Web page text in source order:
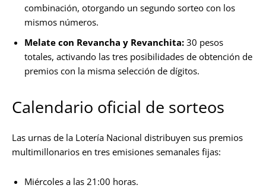
combinación, otorgando un segundo sorteo con los
mismos números.
Melate con Revancha y Revanchita: 30 pesos
totales, activando las tres posibilidades de obtención de
premios con la misma selección de dígitos.
Calendario oficial de sorteos
Las urnas de la Lotería Nacional distribuyen sus premios
multimillonarios en tres emisiones semanales fijas:
Miércoles a las 21:00 horas.